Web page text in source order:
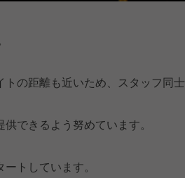
の距離も近いため、スタッフ同士
できるよう努めています。
トしています。